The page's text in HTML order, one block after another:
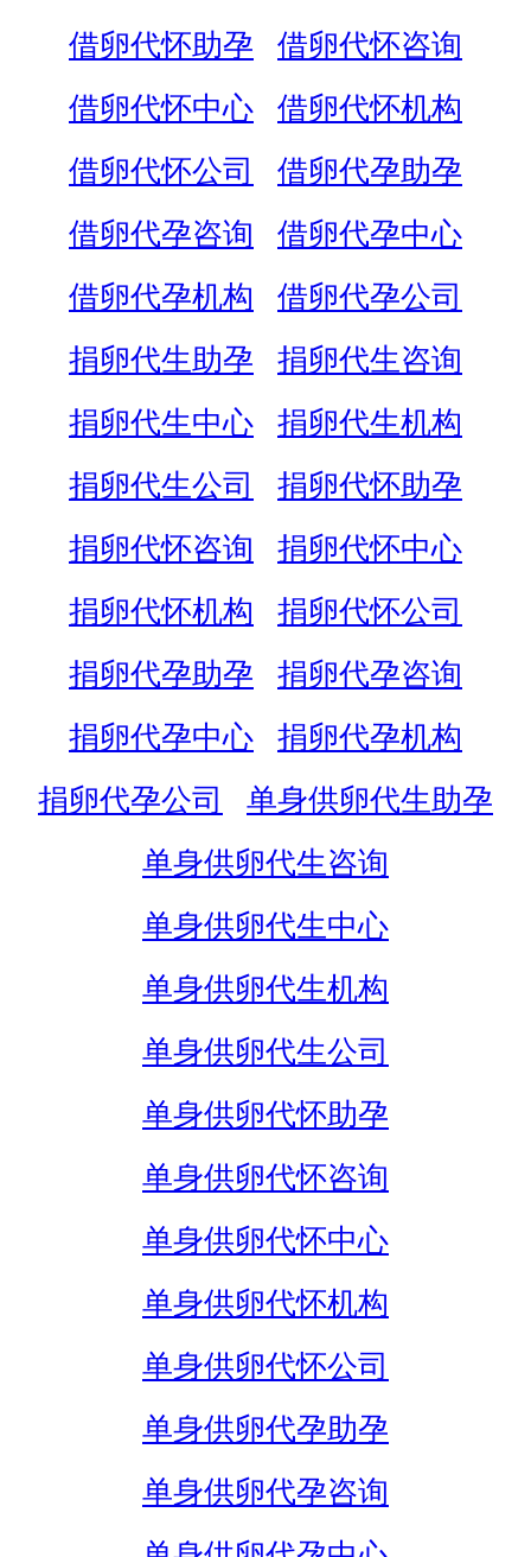
借卵代怀助孕
借卵代怀咨询
借卵代怀中心
借卵代怀机构
借卵代怀公司
借卵代孕助孕
借卵代孕咨询
借卵代孕中心
借卵代孕机构
借卵代孕公司
捐卵代生助孕
捐卵代生咨询
捐卵代生中心
捐卵代生机构
捐卵代生公司
捐卵代怀助孕
捐卵代怀咨询
捐卵代怀中心
捐卵代怀机构
捐卵代怀公司
捐卵代孕助孕
捐卵代孕咨询
捐卵代孕中心
捐卵代孕机构
捐卵代孕公司
单身供卵代生助孕
单身供卵代生咨询
单身供卵代生中心
单身供卵代生机构
单身供卵代生公司
单身供卵代怀助孕
单身供卵代怀咨询
单身供卵代怀中心
单身供卵代怀机构
单身供卵代怀公司
单身供卵代孕助孕
单身供卵代孕咨询